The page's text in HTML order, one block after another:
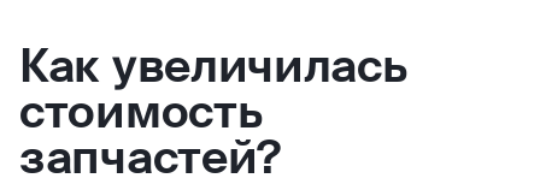
Как увеличилась
стоимость
запчастей?